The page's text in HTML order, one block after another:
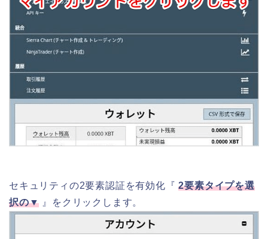
セキュリティの2要素認証を有効化『2要素タイプを選
択の▼ 』をクリックします。